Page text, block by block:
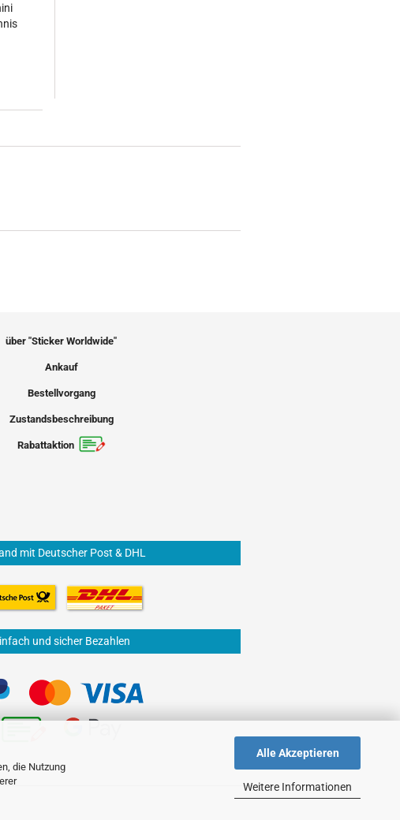
die Nutzung
Alle Akzeptieren
Weitere Informationen
über "Sticker Worldwide"
Ankauf
Bestellvorgang
Zustandsbeschreibung
Rabattaktion
mit Deutscher Post & DHL
und sicher Bezahlen